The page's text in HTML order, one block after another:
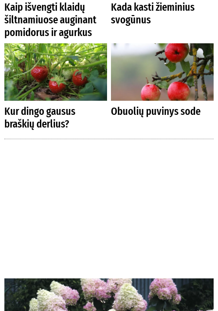
Kaip išvengti klaidų
šiltnamiuose auginant
pomidorus ir agurkus
Kada kasti žieminius
svogūnus
Kur dingo gausus
braškių derlius?
Obuolių puvinys sode